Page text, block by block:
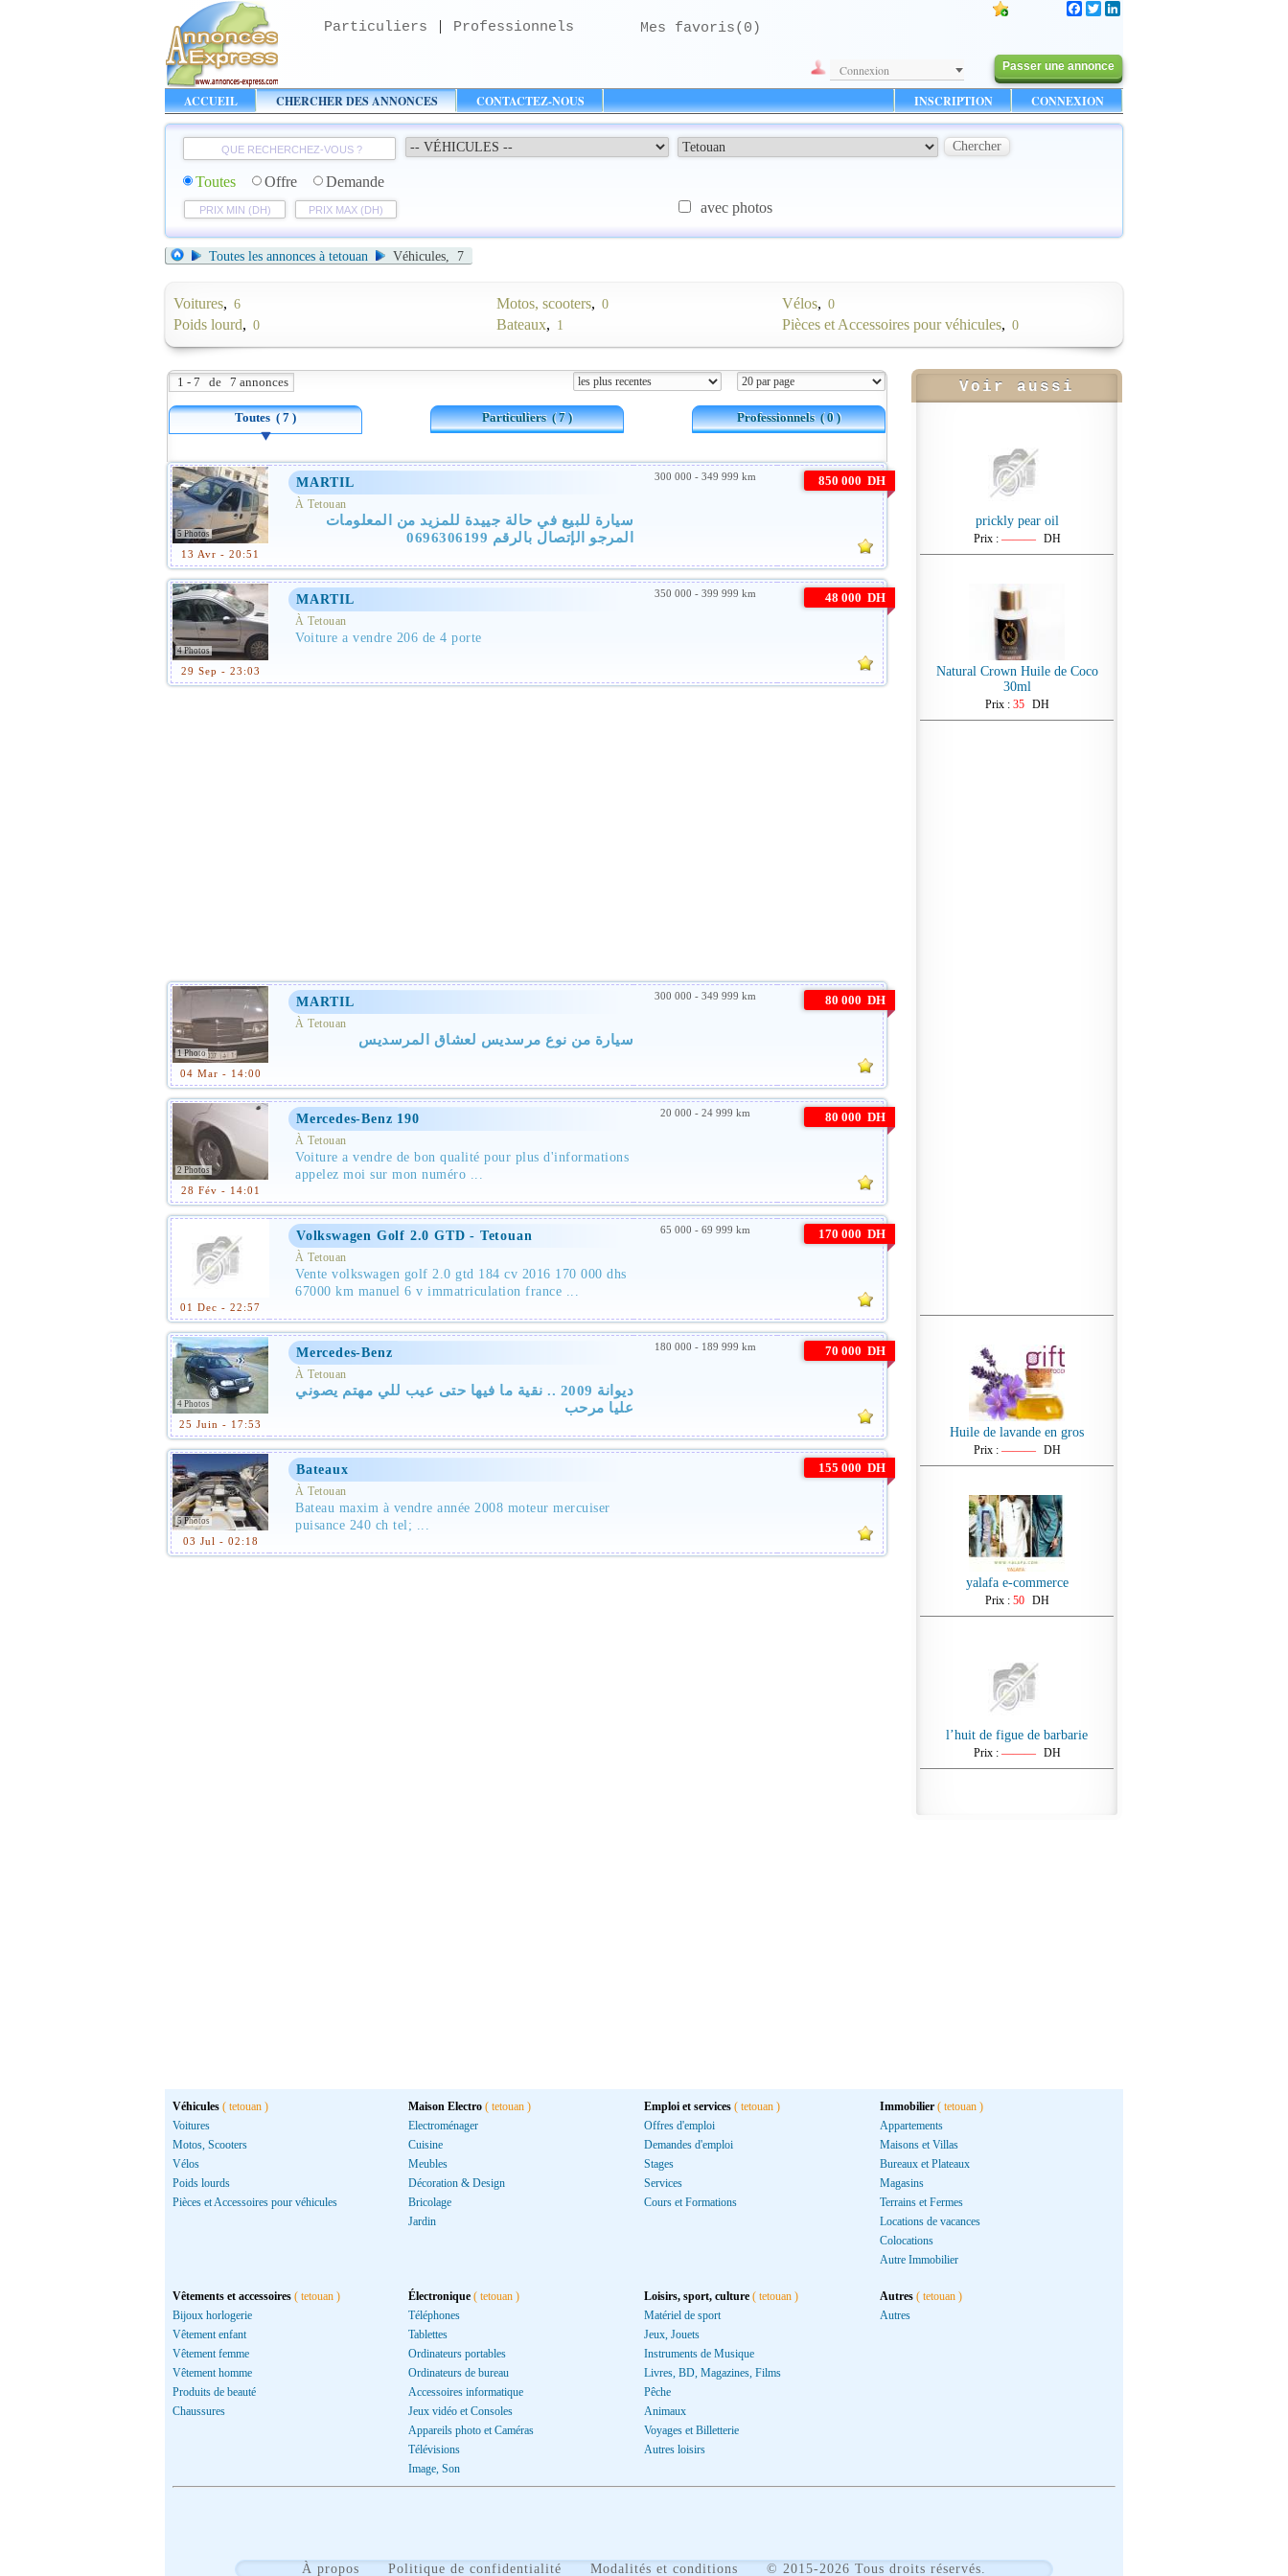
Particuliers | Professionnels Mes favoris( 0 )
Connexion
Facebook
Twitter
Passer une annonce
ACCUEIL CHERCHER DES ANNONCES CONTACTEZ-NOUS CONNEXION
INSCRIPTION
Toutes Offre
Demande
avec photos
Toutes les annonces à tetouan Véhicules, 7
Voitures, 6 Motos, scooters, 0 Vélos, 0
Poids lourd, 0 Bateaux, 1 Pièces et Accessoires pour véhicules, 0
1 - 7 de 7 annonces
Toutes( 7 ) Particuliers( 7 ) Professionnels( 0 )
5 Photos
13 Avr - 20:51
MARTIL
À Tetouan
سيارة للبيع في حالة جييدة للمزيد من المعلومات
المرجو الإتصال بالرقم 0696306199
300 000 - 349 999 km 850 000 DH
4 Photos
29 Sep - 23:03
MARTIL
À Tetouan
Voiture a vendre 206 de 4 porte
350 000 - 399 999 km 48 000 DH
1 Photo
04 Mar - 14:00
MARTIL
À Tetouan
سيارة من نوع مرسديس لعشاق المرسديس
300 000 - 349 999 km 80 000 DH
2 Photos
28 Fév - 14:01
Mercedes-Benz 190
À Tetouan
Voiture a vendre de bon qualité pour plus d'informations
appelez moi sur mon numéro ...
20 000 - 24 999 km 80 000 DH
01 Dec - 22:57
Volkswagen Golf 2.0 GTD - Tetouan
À Tetouan
Vente volkswagen golf 2.0 gtd 184 cv 2016 170 000 dhs
67000 km manuel 6 v immatriculation france ...
65 000 - 69 999 km 170 000 DH
4 Photos
25 Juin - 17:53
Mercedes-Benz
À Tetouan
ديوانة 2009 .. نقية ما فيها حتى عيب للي مهتم يصوني
عليا مرحب
180 000 - 189 999 km 70 000 DH
5 Photos
03 Jul - 02:18
Bateaux
À Tetouan
Bateau maxim à vendre année 2008 moteur mercuiser
puisance 240 ch tel; ...
155 000 DH
Voir aussi
prickly pear oil
Prix : ——— DH
Natural Crown Huile de Coco
30ml
Prix : 35 DH
Huile de lavande en gros
Prix : ——— DH
yalafa e-commerce
Prix : 50 DH
l’huit de figue de barbarie
Prix : ——— DH
Véhicules ( tetouan )
Voitures
Motos, Scooters
Vélos
Poids lourds
Pièces et Accessoires pour véhicules
Maison Electro ( tetouan )
Electroménager
Cuisine
Meubles
Décoration & Design
Bricolage
Jardin
Emploi et services ( tetouan )
Offres d'emploi
Demandes d'emploi
Stages
Services
Cours et Formations
Immobilier ( tetouan )
Appartements
Maisons et Villas
Bureaux et Plateaux
Magasins
Terrains et Fermes
Locations de vacances
Colocations
Autre Immobilier
Vêtements et accessoires ( tetouan )
Bijoux horlogerie
Vêtement enfant
Vêtement femme
Vêtement homme
Produits de beauté
Chaussures
Électronique ( tetouan )
Téléphones
Tablettes
Ordinateurs portables
Ordinateurs de bureau
Accessoires informatique
Jeux vidéo et Consoles
Appareils photo et Caméras
Télévisions
Image, Son
Loisirs, sport, culture ( tetouan )
Matériel de sport
Jeux, Jouets
Instruments de Musique
Livres, BD, Magazines, Films
Pêche
Animaux
Voyages et Billetterie
Autres loisirs
Autres ( tetouan )
Autres
À propos Politique de confidentialité Modalités et conditions © 2015-2026 Tous droits réservés.